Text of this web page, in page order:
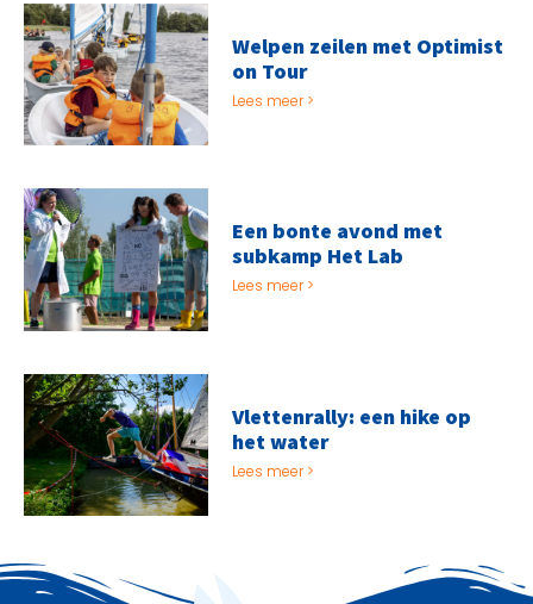
Welpen zeilen met Optimist
on Tour
Lees meer >
Een bonte avond met
subkamp Het Lab
Lees meer >
Vlettenrally: een hike op
het water
Lees meer >